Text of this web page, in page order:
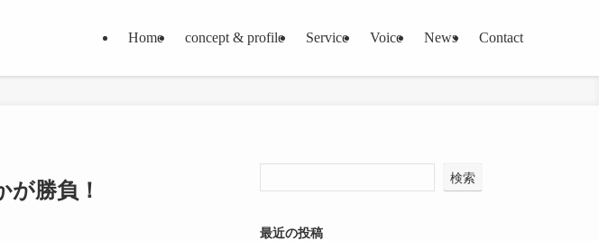
Home concept & profile Service Voice News Contact
勝負！ 検索
最近の投稿